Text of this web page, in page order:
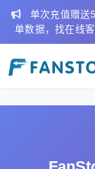
单次充值赠送
单数据，找在线